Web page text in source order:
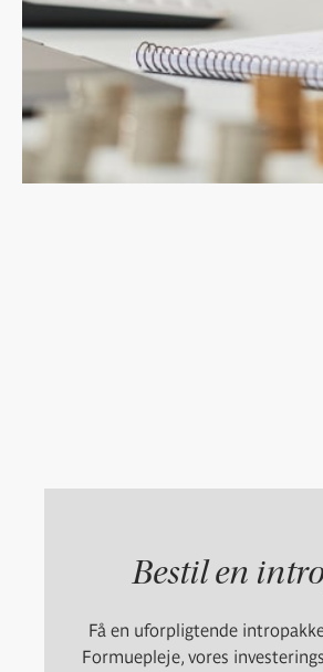
Bestil en
Få en uforpligtende
Formuepleje, vores